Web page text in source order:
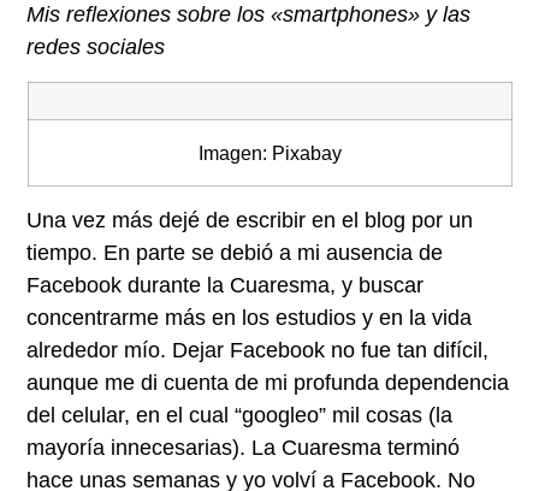
Mis reflexiones sobre los «smartphones» y las
redes sociales
Imagen: Pixabay
Una vez más dejé de escribir en el blog por un
tiempo. En parte se debió a mi ausencia de
Facebook durante la Cuaresma, y buscar
concentrarme más en los estudios y en la vida
alrededor mío. Dejar Facebook no fue tan difícil,
aunque me di cuenta de mi profunda dependencia
del celular, en el cual “googleo” mil cosas (la
mayoría innecesarias). La Cuaresma terminó
hace unas semanas y yo volví a Facebook. No